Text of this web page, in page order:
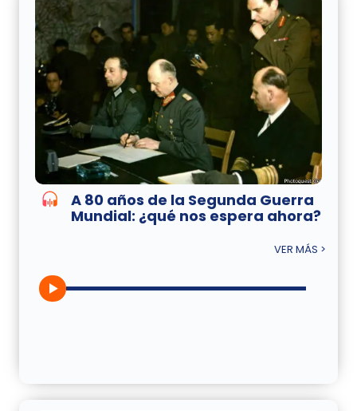
A 80 años de la Segunda Guerra
Mundial: ¿qué nos espera ahora?
VER MÁS >